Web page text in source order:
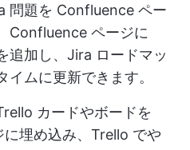
問題を Confluence ペー
Confluence ページに
追加し、Jira ロードマッ
イムに更新できます。
カードやボードを
埋め込み、Trello でや